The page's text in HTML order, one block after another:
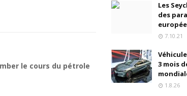
attire l'attention du groupe Bolloré (Universal, Canal+)
: Supercell parie sur les studios africains
artificielle : le "Sud global" joue sa partition
le cours du pétrole
Les
des
7.10.21
3 mois
1.8.26